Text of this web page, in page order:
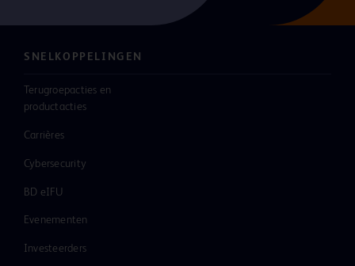
SNELKOPPELINGEN
Terugroepacties en
productacties
Carrières
Cybersecurity
BD eIFU
Evenementen
Investeerders